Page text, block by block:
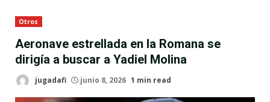
Otros
Aeronave estrellada en la Romana se
dirigía a buscar a Yadiel Molina
jugadafi junio 8, 2026 1 min read